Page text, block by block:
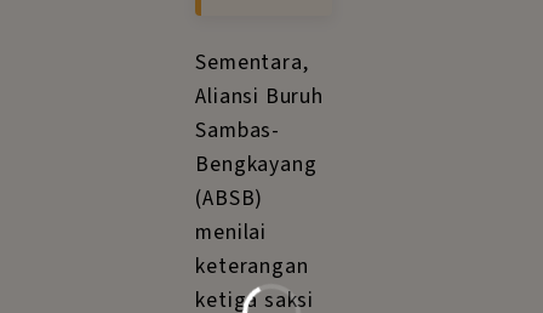
Sementara,
Aliansi Buruh
Sambas-
Bengkayang
(ABSB)
menilai
keterangan
ketiga saksi